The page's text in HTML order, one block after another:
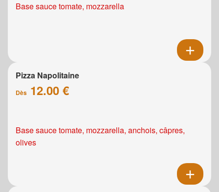
Base sauce tomate, mozzarella
Pizza Napolitaine
Dès 12.00 €
Base sauce tomate, mozzarella, anchois, câpres,
olives